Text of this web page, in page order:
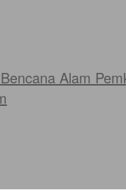
Alam